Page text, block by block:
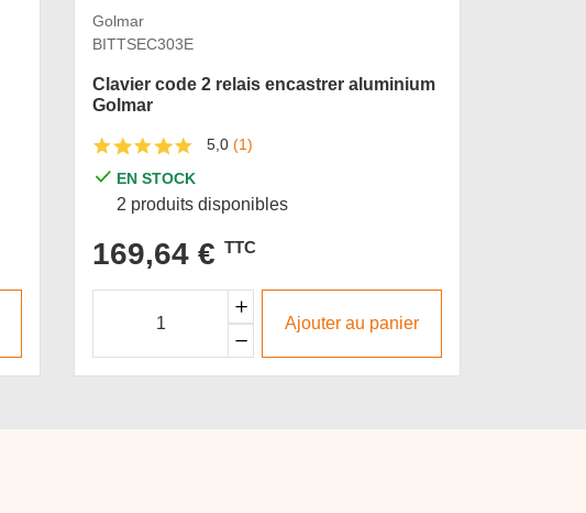
Golmar
BITTSEC303E
Clavier code 2 relais encastrer aluminium
Golmar
5,0 (1)
EN STOCK
2 produits disponibles
169,64 € TTC
Ajouter au panier